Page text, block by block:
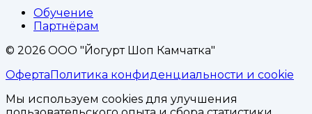
Обучение
Партнёрам
© 2026 ООО "Йогурт Шоп Камчатка"
ОфертаПолитика конфиденциальности и cookie
Мы используем cookies для улучшения